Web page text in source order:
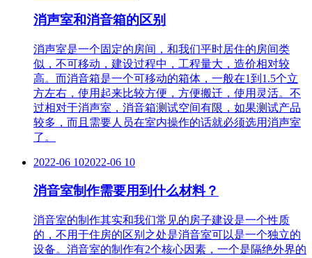
消声室和消音箱的区别
消声室是一个固定的房间，和我们平时居住的房间类
似，不可移动，建设过程中，工程量大，造价相对较
高。而消音箱是一个可移动的箱体，一般在1到1.5个立
方左右，使用起来比较方便，方便搬迁，使用灵活。不
过相对于消声室，消音箱测试空间有限，如果测试产品
较多，而且需要人员在室内操作的话就必须选用消声室
了。
2022-06 102022-06 10
消音室制作需要用到什么材料？
消音室的制作其实和我们常见的房子建设是一个性质
的，不用于住房的区别之处是消音室可以是一个独立的
设备。消音室的制作有2个核心因素，一个是隔绝外界的